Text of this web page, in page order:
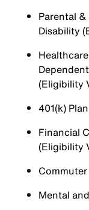
Parental
Disability
(Eligibility
401(k)
Financial
(Eligibility
Mental